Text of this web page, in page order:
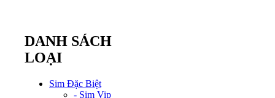
DANH SÁCH
LOẠI
Sim Đặc Biệt
- Sim Vip